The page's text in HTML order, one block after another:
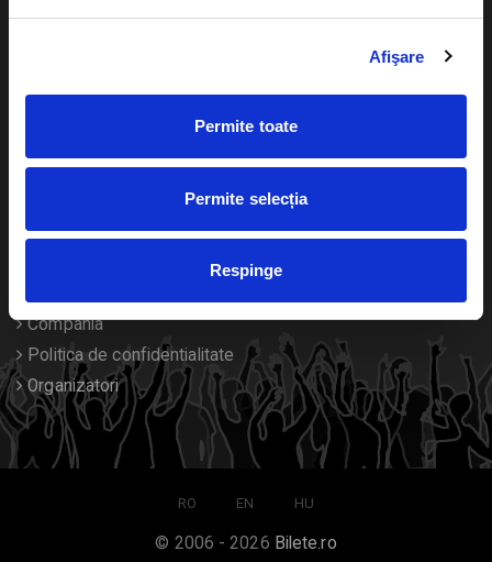
Afişare
Permite toate
Permite selecția
Respinge
Diverse
Despre noi
Contact
Compania
Politica de confidentialitate
Organizatori
RO EN HU
© 2006 - 2026 Bilete.ro